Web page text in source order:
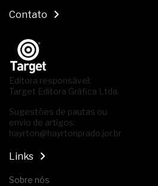
Contato
Editora responsável:
Target Editora Gráfica Ltda.
Sugestões de pautas ou
envio de artigos:
hayrton@hayrtonprado.jor.br
Links
Sobre nós